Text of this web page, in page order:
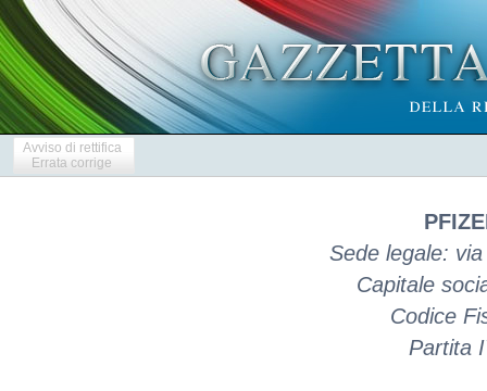
Avviso di rettifica
Errata corrige
Sede legale:
Capitale
Codice
Partita